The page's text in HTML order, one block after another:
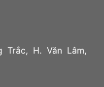
Trắc, H. Văn Lâm,